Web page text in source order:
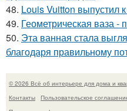
48. Louis Vuitton выпустил
49. Геометрическая ваза -
50. Эта ванная стала
благодаря правильному
© 2026 Всё об интерьере для дома и
Контакты
Пользовательское